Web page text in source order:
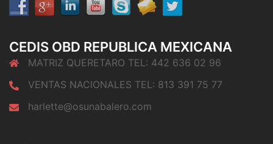
CEDIS OBD REPUBLICA MEXICANA
MATRIZ QUERETARO TEL: 442 636 02 96
VENTAS NACIONALES TEL: 813 391 75 77
harlette@osunabalero.com